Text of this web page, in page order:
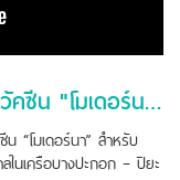
รพ. บางปะกอก 3 เปิดให้บริการฉีดวัคซีน "โมเดอร์นา" เริ่ม 11 พ.ย. 2564
“โมเดอร์นา” สำหรับ
นเครือบางปะกอก – ปิยะ